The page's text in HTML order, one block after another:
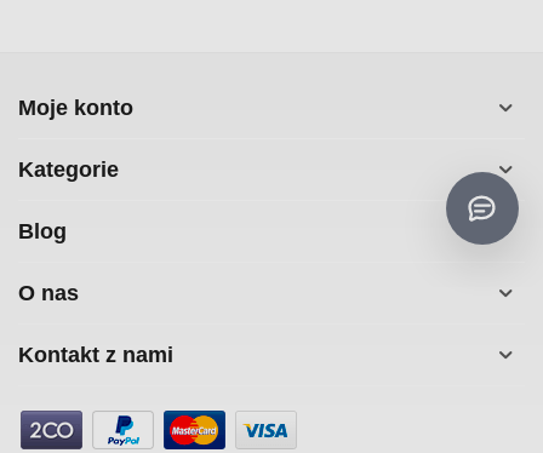
Moje konto
Kategorie
Blog
O nas
Kontakt z nami